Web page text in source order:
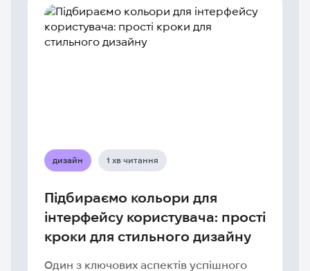
дизайн 1 хв читання
Підбираємо кольори для
інтерфейсу користувача: прості
кроки для стильного дизайну
Один з ключових аспектів успішного